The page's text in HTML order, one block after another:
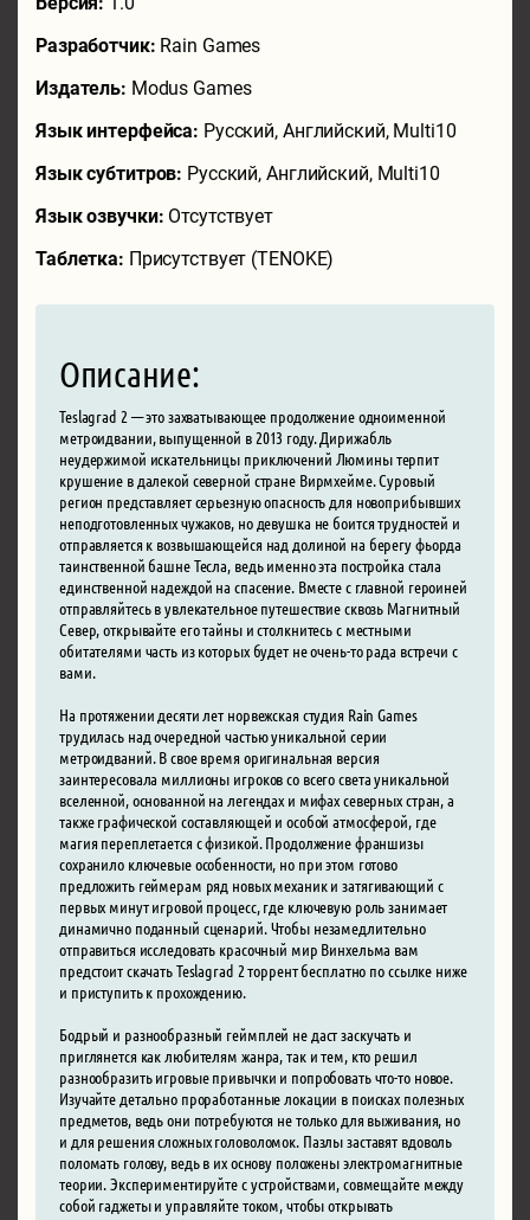
Разработчик: Rain Games
Издатель: Modus Games
Язык интерфейса: Русский, Английский, Multi10
Язык субтитров: Русский, Английский, Multi10
Язык озвучки: Отсутствует
Таблетка: Присутствует (TENOKE)
Описание:
Teslagrad 2 — это захватывающее продолжение одноименной
метроидвании, выпущенной в 2013 году. Дирижабль
неудержимой искательницы приключений Люмины терпит
крушение в далекой северной стране Вирмхейме. Суровый
регион представляет серьезную опасность для новоприбывших
неподготовленных чужаков, но девушка не боится трудностей и
отправляется к возвышающейся над долиной на берегу фьорда
таинственной башне Тесла, ведь именно эта постройка стала
единственной надеждой на спасение. Вместе с главной героиней
отправляйтесь в увлекательное путешествие сквозь Магнитный
Север, открывайте его тайны и столкнитесь с местными
обитателями часть из которых будет не очень-то рада встречи с
вами.
На протяжении десяти лет норвежская студия Rain Games
трудилась над очередной частью уникальной серии
метроидваний. В свое время оригинальная версия
заинтересовала миллионы игроков со всего света уникальной
вселенной, основанной на легендах и мифах северных стран, а
также графической составляющей и особой атмосферой, где
магия переплетается с физикой. Продолжение франшизы
сохранило ключевые особенности, но при этом готово
предложить геймерам ряд новых механик и затягивающий с
первых минут игровой процесс, где ключевую роль занимает
динамично поданный сценарий. Чтобы незамедлительно
отправиться исследовать красочный мир Винхельма вам
предстоит скачать Teslagrad 2 торрент бесплатно по ссылке ниже
и приступить к прохождению.
Бодрый и разнообразный геймплей не даст заскучать и
приглянется как любителям жанра, так и тем, кто решил
разнообразить игровые привычки и попробовать что-то новое.
Изучайте детально проработанные локации в поисках полезных
предметов, ведь они потребуются не только для выживания, но
и для решения сложных головоломок. Пазлы заставят вдоволь
поломать голову, ведь в их основу положены электромагнитные
теории. Экспериментируйте с устройствами, совмещайте между
собой гаджеты и управляйте током, чтобы открывать